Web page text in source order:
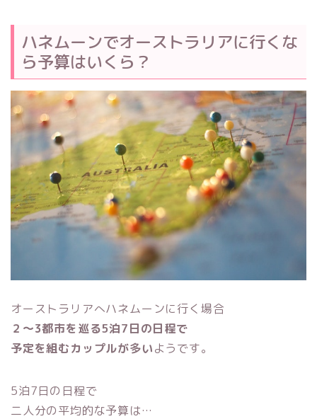
ハネムーンでオーストラリアに行くな
ら予算はいくら？
オーストラリアへハネムーンに行く場合
２～3都市を巡る5泊7日の日程で
予定を組むカップルが多いようです。
5泊7日の日程で
二人分の平均的な予算は…